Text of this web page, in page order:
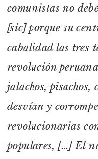
comunistas no
[sic] porque su
cabalidad las tres
revolución
jalachos, pisachos,
desvían y
revolucionarias
populares, […] El